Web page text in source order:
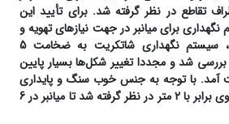
تقاطع در نظر گرفته شد. برای تأیید این
برای میانبر در جهت نیازهای تهویه و
کاهش افت فشار است، سیستم نگهداری شاتکریت به ضخامت 5
بررسی شد و مجددا تغییر شکل‌ها بسیار پایین
آمد. با توجه به جنس خوب سنگ و پایداری
در داخل میانبر، گام پیشروی برابر با 2 متر در نظر گرفته شد تا میانبر در 6